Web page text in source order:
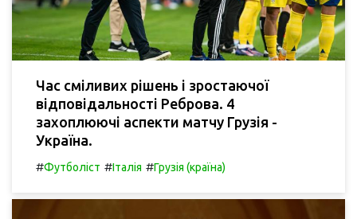
Час сміливих рішень і зростаючої
відповідальності Реброва. 4
захоплюючі аспекти матчу Грузія -
Україна.
#Футболіст #Італія #Грузія (країна)